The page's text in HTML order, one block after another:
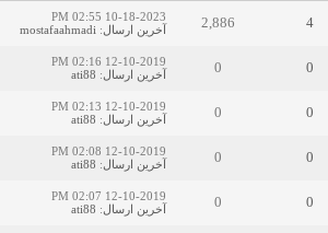
4
2,886
10-18-2023 02:55 PM
آخرین ارسال:
mostafaahmadi
0
0
12-10-2019 02:16 PM
آخرین ارسال:
ati88
0
0
12-10-2019 02:13 PM
آخرین ارسال:
ati88
0
0
12-10-2019 02:08 PM
آخرین ارسال:
ati88
0
0
12-10-2019 02:07 PM
آخرین ارسال:
ati88